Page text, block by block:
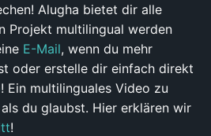
Alugha bietet dir alle
Projekt multilingual werden
E-Mail, wenn du mehr
oder erstelle dir einfach direkt
! Ein multilinguales Video zu
du glaubst. Hier erklären wir
!